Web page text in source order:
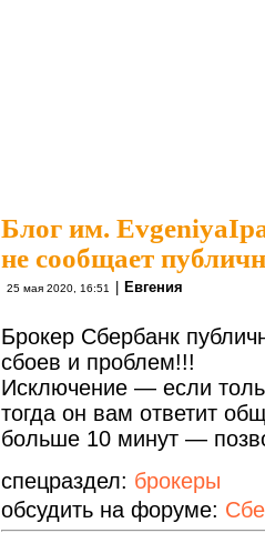
Блог им.
не сообщает
25 мая 2020, 16:51 | Евгения
Брокер Сбербанк
сбоев и проблем!!!
Исключение — если
тогда он вам ответит
больше 10 минут —
спецраздел: брокеры
обсудить на форуме: